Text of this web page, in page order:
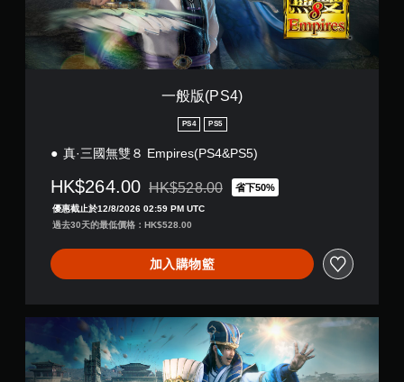
一般版(PS4)
PS4 PS5
真·三國無雙８ Empires(PS4&PS5)
HK$264.00 折扣前原價為HK$528.00
HK$528.00 省下50%
優惠截止於12/8/2026 02:59 PM UTC
過去30天的最低價格：HK$528.00
加入購物籃
般
版
(